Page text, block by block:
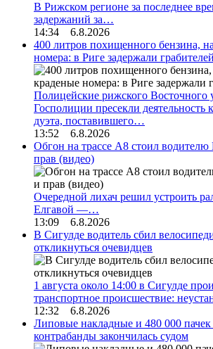
В Рижском регионе за последнее
задержаний за…
14:34 6.8.2026
400 литров похищенного бензина,
номера: в Риге задержали грабителей
Полицейские рижского Восточного
Госполиции пресекли деятельность
дуэта, поставившего…
13:52 6.8.2026
Обгон на трассе А8 стоил
прав (видео)
Очередной лихач решил устроить
Елгавой —…
13:09 6.8.2026
В Сигулде водитель сбил
откликнуться очевидцев
1 августа около 14:00 в Сигулде
транспортное происшествие:
12:32 6.8.2026
Липовые накладные и 480 000 пачек
контрабанды закончилась судом